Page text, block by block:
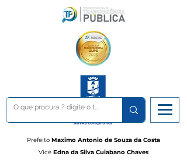
Prefeito Maximo Antonio de Souza da Costa
Vice Edna da Silva Cuiabano Chaves